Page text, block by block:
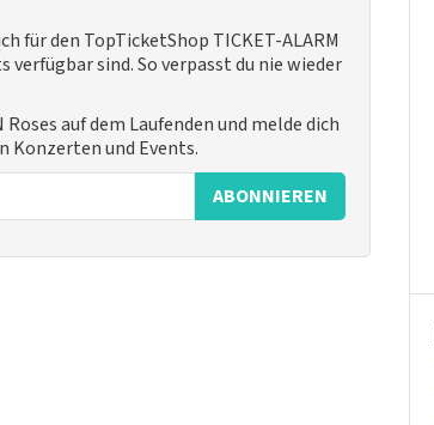
für den TopTicketShop TICKET-ALARM
sind. So verpasst du nie wieder
auf dem Laufenden und melde dich
Konzerten und Events.
ABONNIEREN